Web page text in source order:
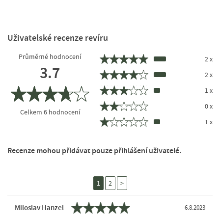
Uživatelské recenze revíru
Průměrné hodnocení
3.7
Celkem 6hodnocení
2 x
2 x
1 x
0 x
1 x
Recenze mohou přidávat pouze přihlášení uživatelé.
1 2 >
Miloslav Hanzel 6.8.2023